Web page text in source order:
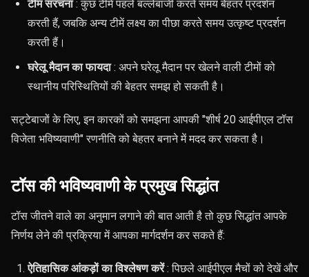
टीम संरचना: कुछ टीमें पहले बल्लेबाजी करते समय बेहतर प्रदर्शन
करती हैं, जबकि अन्य टीमें लक्ष्य का पीछा करते समय उत्कृष्ट प्रदर्शन
करती हैं।
घरेलू मैदान का फायदा: अपने घरेलू मैदान पर खेलने वाली टीमों को
स्थानीय परिस्थितियों की बेहतर समझ हो सकती है।
सट्टेबाजों के लिए, इन कारकों को समझना आपकी "शीर्ष 20 आईपीएल टॉस
विजेता भविष्यवाणी" रणनीति को बेहतर बनाने में मदद कर सकता है।
टॉस की भविष्यवाणी के प्रमुख सिद्धांत
टॉस जीतने वाले का अनुमान लगाने की बात आती है तो कुछ सिद्धांत आपके
निर्णय लेने की प्रक्रिया में आपका मार्गदर्शन कर सकते हैं:
ऐतिहासिक आंकड़ों का विश्लेषण करें: पिछले आईपीएल मैचों को देखें और